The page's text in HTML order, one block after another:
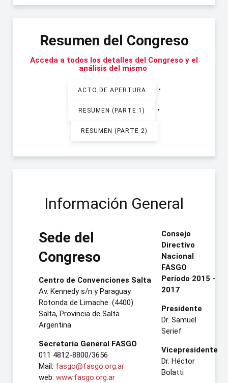
Resumen del Congreso
Acceda a todos los detalles del Congreso y el
análisis del mismo
ACTO DE APERTURA •
RESUMEN (PARTE 1) •
RESUMEN (PARTE 2)
Información General
Sede del
Congreso
Centro de Convenciones Salta
Av. Kennedy s/n y Paraguay.
Rotonda de Limache. (4400)
Salta, Provincia de Salta
Argentina
Secretaría General FASGO
011 4812-8800/3656
Mail: fasgo@fasgo.org.ar
web: www.fasgo.org.ar
Consejo
Directivo
Nacional
FASGO
Período 2015 -
2017
Presidente
Dr. Samuel
Serief
Vicepresidente
Dr. Héctor
Bolatti